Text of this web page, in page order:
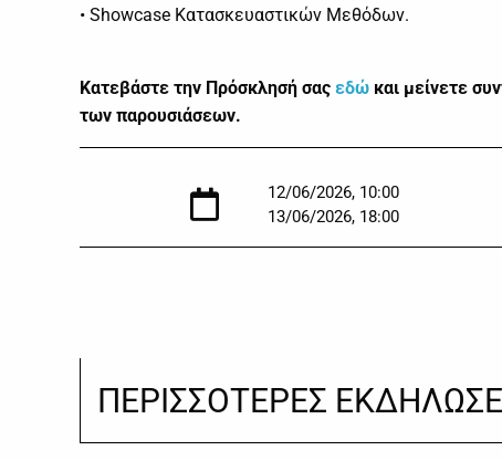
• Showcase Κατασκευαστικών Μεθόδων.
Κατεβάστε την Πρόσκλησή σας εδώ και μείνετε
των παρουσιάσεων.
12/06/2026, 10:00
13/06/2026, 18:00
ΠΕΡΙΣΣΟΤΕΡΕΣ